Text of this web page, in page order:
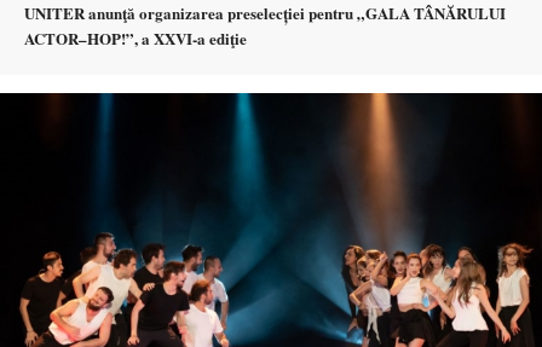
UNITER anunţă organizarea preselecției pentru „GALA TÂNĂRULUI
ACTOR–HOP!”, a XXVI-a ediţie